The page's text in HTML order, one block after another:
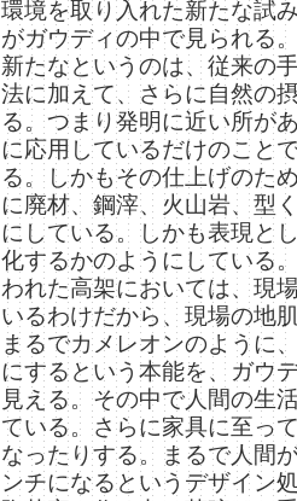
環境を取り入れた新たな試
がガウディの中で見られる
新たなというのは、従来の
法に加えて、さらに自然の
る。つまり発明に近い所が
に応用しているだけのこと
る。しかもその仕上げのた
に廃材、鋼滓、火山岩、型
にしている。しかも表現と
化するかのようにしている
われた高架においては、現
いるわけだから、現場の地
まるでカメレオンのように
にするという本能を、ガウ
見える。その中で人間の生
ている。さらに家具に至っ
なったりする。まるで人間
ンチになるというデザイン